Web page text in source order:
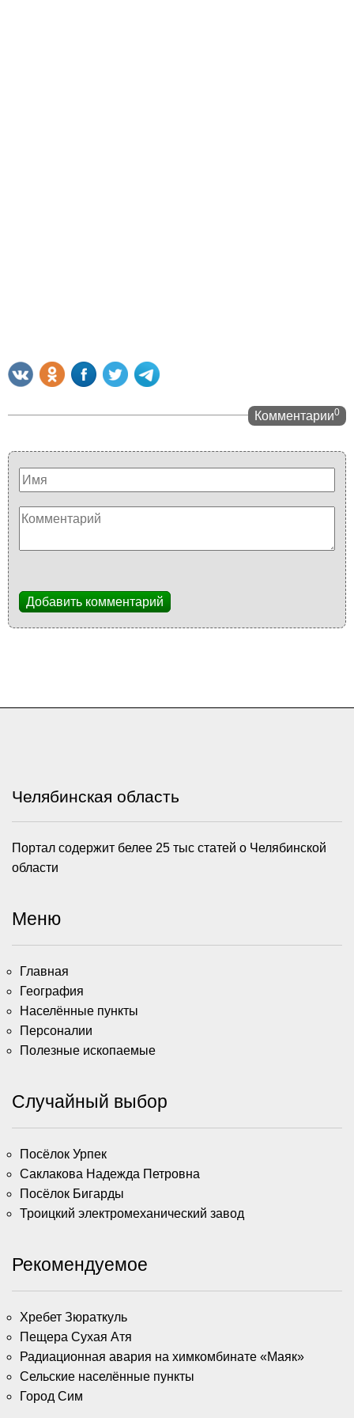
Комментарии0
Добавить комментарий
Челябинская область
Портал содержит белее 25 тыс статей о Челябинской
области
Меню
Главная
География
Населённые пункты
Персоналии
Полезные ископаемые
Случайный выбор
Посёлок Урпек
Саклакова Надежда Петровна
Посёлок Бигарды
Троицкий электромеханический завод
Рекомендуемое
Хребет Зюраткуль
Пещера Сухая Атя
Радиационная авария на химкомбинате «Маяк»
Сельские населённые пункты
Город Сим